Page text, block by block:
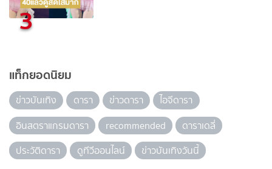
3
แท็กยอดนิยม
ข่าวบันเทิง ดารา ข่าวดารา
ไอจีดารา
อินสตราแกรมดารา
recommended
ดาราเดลี่
ประวัติดารา
ดูทีวีออนไลน์ ข่าวบันเทิงวันนี้